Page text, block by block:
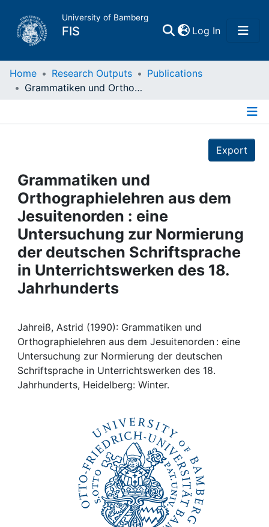
University of Bamberg
FIS Log In(current)
Home
Projects
People
Institutions
Awards
Help
Home Research Outputs
Publications
Grammatiken und Orthographielehren aus dem Jesuitenorden : eine Untersuchung zur Normierung der deutschen Schriftsprache in Unterrichtswerken des 18. Jahrhunderts
Export
Grammatiken und
Orthographielehren aus dem
Jesuitenorden : eine
Untersuchung zur Normierung
der deutschen Schriftsprache
in Unterrichtswerken des 18.
Jahrhunderts
Jahreiß, Astrid (1990): Grammatiken und
Orthographielehren aus dem Jesuitenorden : eine
Untersuchung zur Normierung der deutschen
Schriftsprache in Unterrichtswerken des 18.
Jahrhunderts, Heidelberg: Winter.